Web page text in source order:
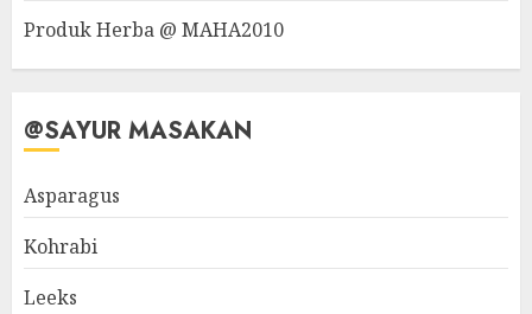
Produk Herba @ MAHA2010
@SAYUR MASAKAN
Asparagus
Kohrabi
Leeks